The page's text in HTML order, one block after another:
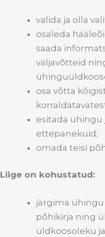
valida ja olla
osaleda
saada
väljavõtteid
osa võtta
esitada ühingu
ettepanekuid;
omada teisi
Liige on kohustatud:
järgima ühingu
põhikirja ning
üldkoosoleku